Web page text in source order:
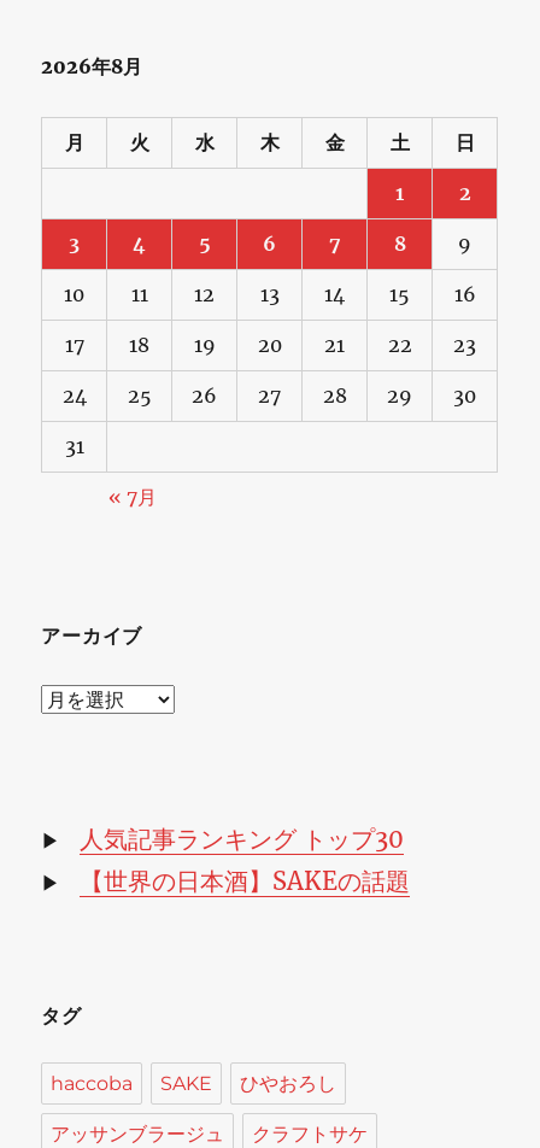
2026年8月
月 火 水 木 金 土 日
1 2
3 4 5 6 7 8 9
10 11 12 13 14 15 16
17 18 19 20 21 22 23
24 25 26 27 28 29 30
31
« 7月
アーカイブ
ア
ブ
▶ 人気記事ランキング トップ30
▶ 【世界の日本酒】SAKEの話題
タグ
haccoba SAKE ひやおろし
アッサンブラージュ クラフトサケ